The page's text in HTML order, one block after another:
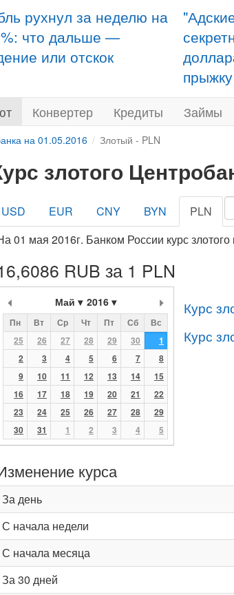
рухнул за неделю на
что дальше —
или отскок
прыжку
Конвертер Кредиты Займы
на 01.05.2016 Злотый - PLN
злотого
USD EUR CNY BYN
PLN
01 мая 2016г. Банком России курс
RUB за 1 PLN
Май 2016
Пн Вт Ср Чт Пт Сб
Вс
25
26 27 28 29 30
1
2
3 4 5 6 7
8
9
10 11 12 13 14
15
16
17 18 19 20 21
22
23
24 25 26 27 28
29
30
31 1 2 3 4 5
Курс
Курс
курса
За день
С начала недели
С начала месяца
За 30 дней